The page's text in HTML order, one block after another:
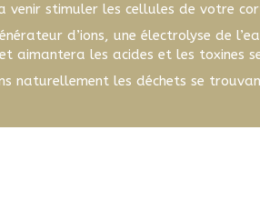
venir stimuler les cellules de votre
d’ions, une électrolyse de
aimantera les acides et les toxines
naturellement les déchets se